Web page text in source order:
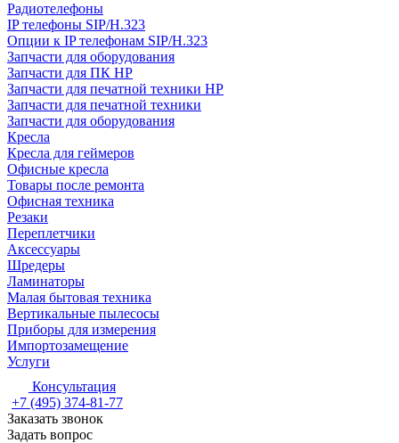
Радиотелефоны
IP телефоны SIP/H.323
Опции к IP телефонам SIP/H.323
Запчасти для оборудования
Запчасти для ПК HP
Запчасти для печатной техники HP
Запчасти для печатной техники
Запчасти для оборудования
Кресла
Кресла для геймеров
Офисные кресла
Товары после ремонта
Офисная техника
Резаки
Переплетчики
Аксессуары
Шредеры
Ламинаторы
Малая бытовая техника
Вертикальные пылесосы
Приборы для измерения
Импортозамещение
Услуги
Консультация
+7 (495) 374-81-77
Заказать звонок
Задать вопрос